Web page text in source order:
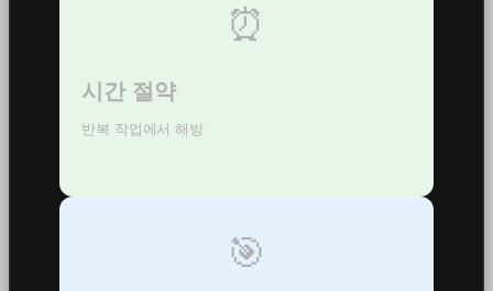
⏰
시간 절약
반복 작업에서 해방
🎯